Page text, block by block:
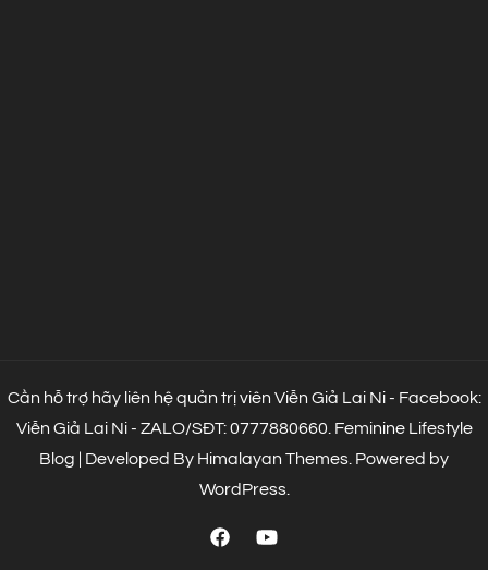
Cần hỗ trợ hãy liên hệ quản trị viên Viễn Giả Lai Ni - Facebook:
Viễn Giả Lai Ni - ZALO/SĐT: 0777880660. Feminine Lifestyle
Blog | Developed By Himalayan Themes Powered by
WordPress.